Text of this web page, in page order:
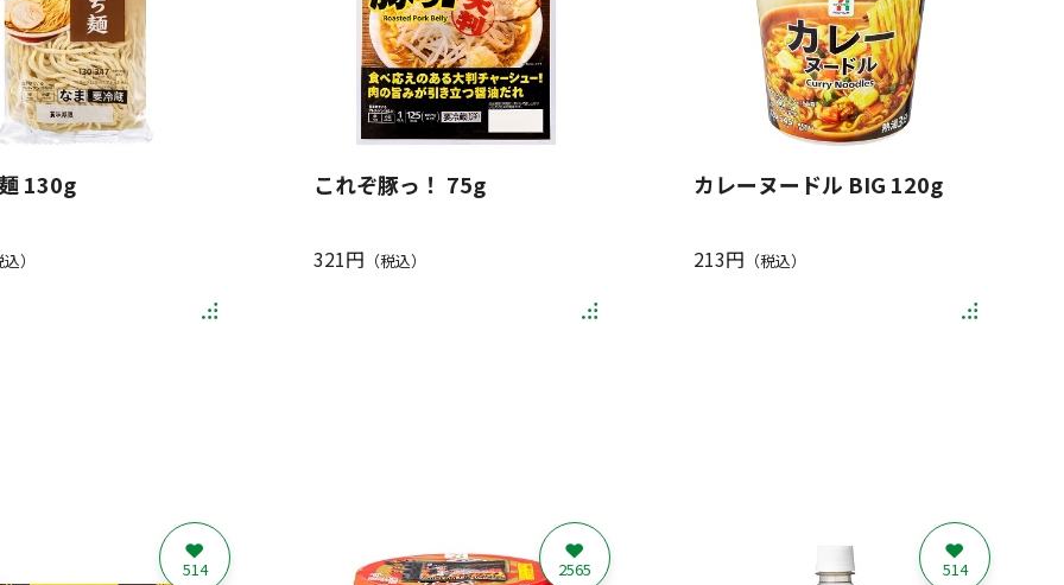
130g
）
これぞ豚っ！ 75g
321円 （税込）
カレーヌードル BIG 120g
213円 （税込）
514 2565 514